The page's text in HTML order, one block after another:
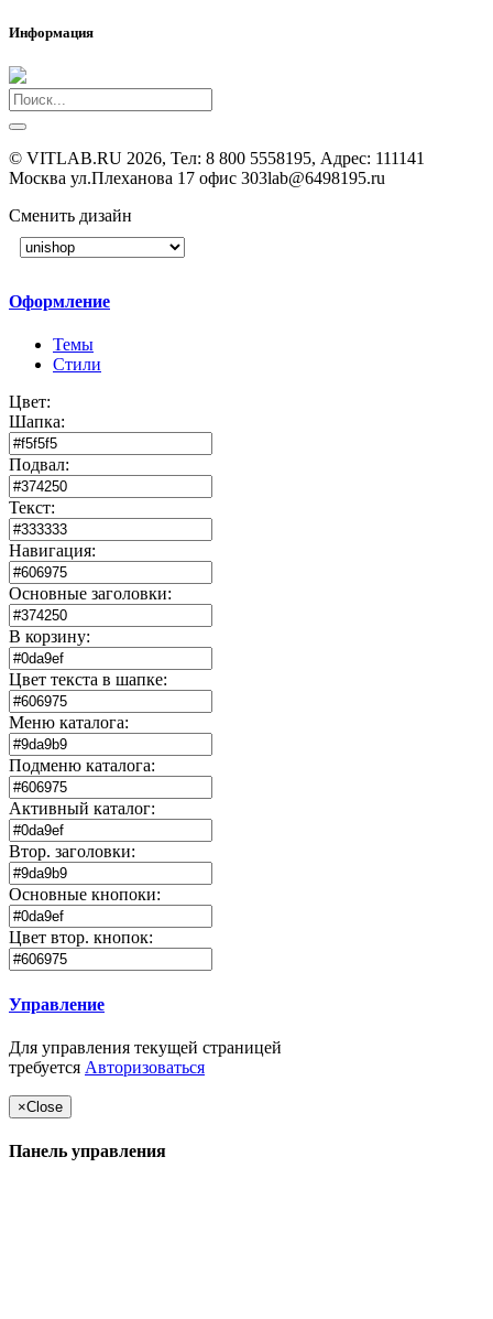
Информация
© VITLAB.RU 2026, Тел: 8 800 5558195, Адрес: 111141
Москва ул.Плеханова 17 офис 303lab@6498195.ru
Сменить дизайн
Оформление
Темы
Стили
Цвет:
Шапка:
Подвал:
Текст:
Навигация:
Основные заголовки:
В корзину:
Цвет текста в шапке:
Меню каталога:
Подменю каталога:
Активный каталог:
Втор. заголовки:
Основные кнопоки:
Цвет втор. кнопок:
Управление
Для управления текущей страницей
требуется Авторизоваться
×Close
Панель управления